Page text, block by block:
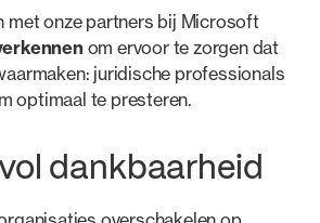
met onze partners bij Microsoft
om ervoor te zorgen dat
juridische professionals
optimaal te presteren.
dankbaarheid